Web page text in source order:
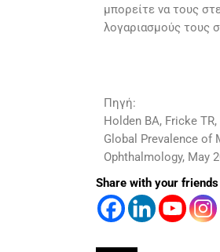
μπορείτε να τους
λογαριασμούς τους
Πηγή:
Holden BA, Fricke
Global Prevalence of
Ophthalmology, May
Share with your friends